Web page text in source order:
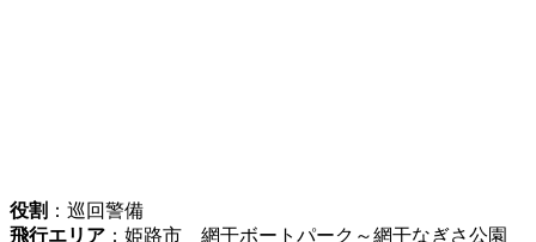
役割 ：巡回警備
飛行エリア ：姫路市 網干ボートパーク～網干なぎさ公園